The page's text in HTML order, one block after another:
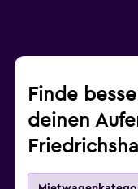
Finde
deinen